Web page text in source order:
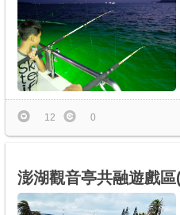
12 0
澎湖觀音亭共融遊戲